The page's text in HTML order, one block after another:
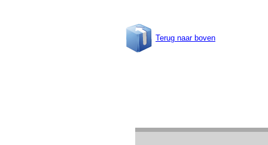
Terug naar boven